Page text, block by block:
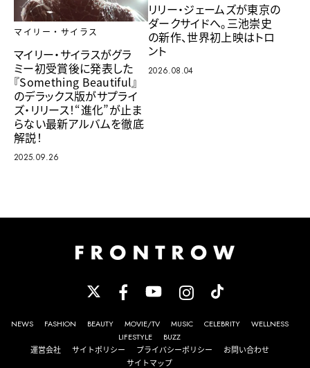
マイリー・サイラス
マイリー・サイラスがグラ
ミー初受賞後に発表した
『Something Beautiful』
のデラックス版がサプライ
ズ・リリース！“進化”が止ま
らない最新アルバムを徹底
解説！
2025.09.26
リリー・ジェームズが東京の
ダークサイドへ。三池崇史
の新作、世界初上映はトロ
ント
2026.08.04
NEWS FASHION BEAUTY MOVIE/TV MUSIC CELEBRITY
WELLNESS
LIFESTYLE
BUZZ
運営会社
サイトポリシー プライバシーポリシー
お問い合わせ
サイトマップ